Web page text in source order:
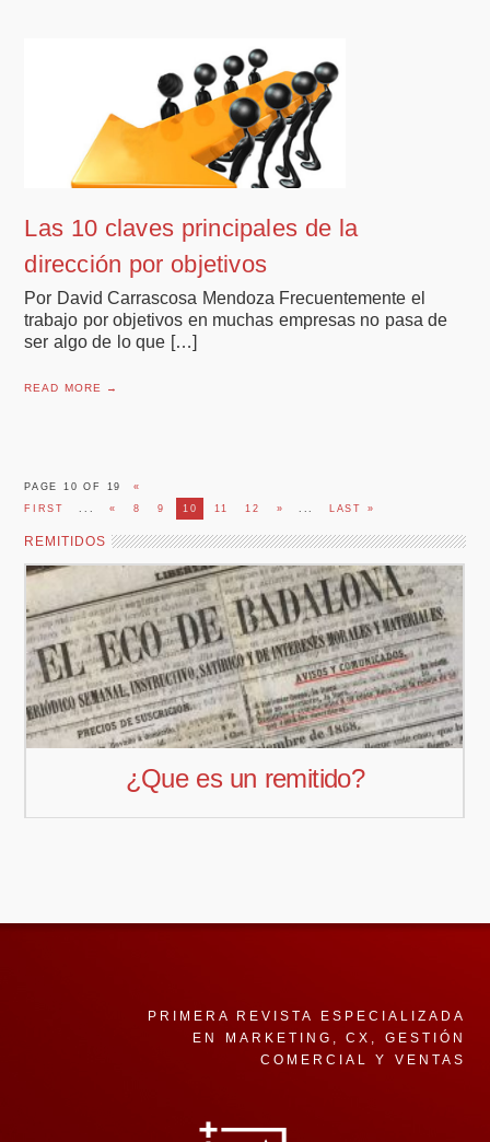
Las 10 claves principales de la
dirección por objetivos
Por David Carrascosa Mendoza Frecuentemente el
trabajo por objetivos en muchas empresas no pasa de
ser algo de lo que […]
READ MORE →
PAGE 10 OF 19
«
FIRST
... « 8 9 10 11 12 » ... LAST »
REMITIDOS
¿El Branded Contet es una
de Marketing Online?
PRIMERA REVISTA ESPECIALIZADA
EN MARKETING, CX, GESTIÓN
COMERCIAL Y VENTAS